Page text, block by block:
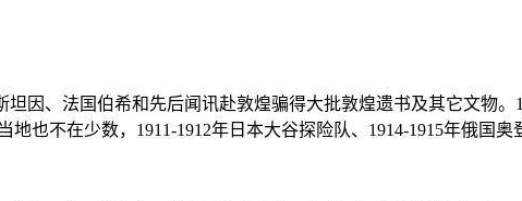
坦因、法国伯希和先后闻讯赴敦煌骗得大批敦煌遗书及其它文物
也不在少数，1911-1912年日本大谷探险队、1914-1915年俄国奥